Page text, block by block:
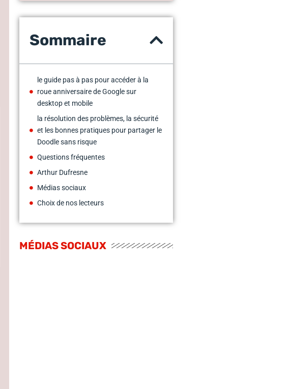
Sommaire
le guide pas à pas pour accéder à la
roue anniversaire de Google sur
desktop et mobile
la résolution des problèmes, la sécurité
et les bonnes pratiques pour partager le
Doodle sans risque
Questions fréquentes
Arthur Dufresne
Médias sociaux
Choix de nos lecteurs
MÉDIAS SOCIAUX